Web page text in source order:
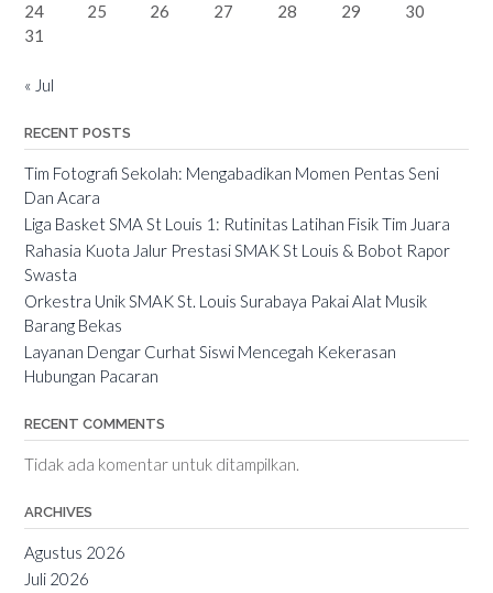
24
25 26 27 28 29
30
31
« Jul
RECENT POSTS
Tim Fotografi Sekolah: Mengabadikan Momen Pentas Seni
Dan Acara
Liga Basket SMA St Louis 1: Rutinitas Latihan Fisik Tim Juara
Rahasia Kuota Jalur Prestasi SMAK St Louis & Bobot Rapor
Swasta
Orkestra Unik SMAK St. Louis Surabaya Pakai Alat Musik
Barang Bekas
Layanan Dengar Curhat Siswi Mencegah Kekerasan
Hubungan Pacaran
RECENT COMMENTS
Tidak ada komentar untuk ditampilkan.
ARCHIVES
Agustus 2026
Juli 2026